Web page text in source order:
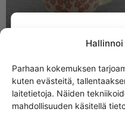
Parhaan kokemuksen
kuten evästeitä,
laitetietoja. Näiden
mahdollisuuden käsitellä